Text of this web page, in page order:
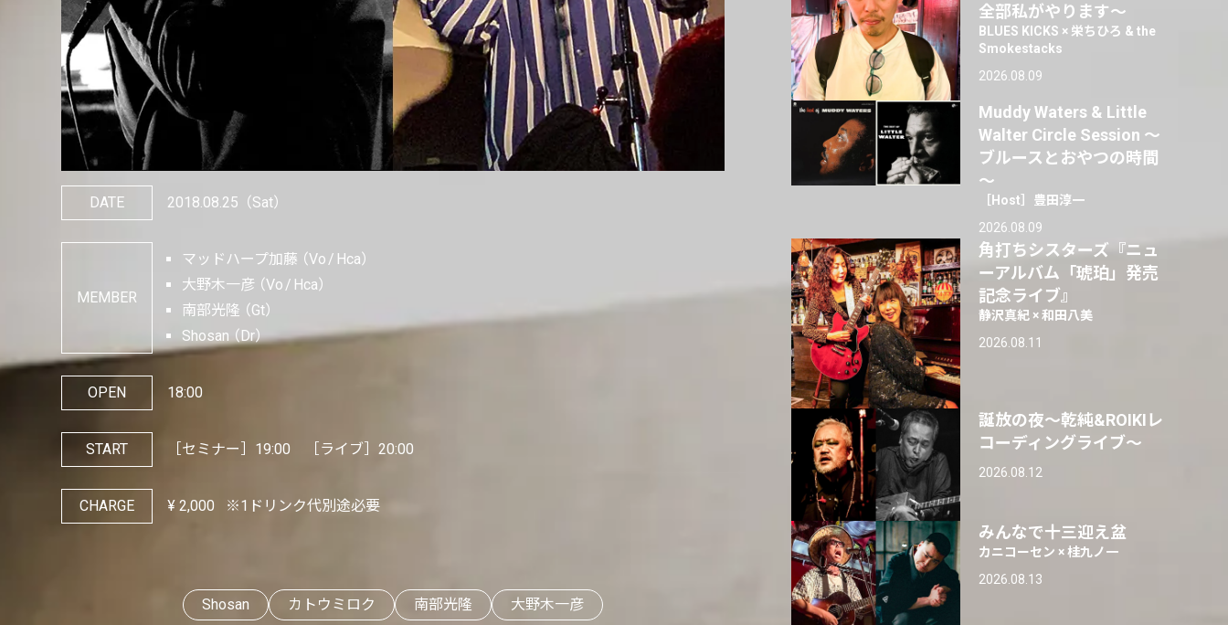
DATE 2018.08.25 （Sat）
MEMBER
マッドハープ加藤 Vo
Hca
大野木一彦
Vo
Hca
南部光隆
Gt
Shosan
Dr
OPEN 18:00
START ［セミナー］19:00 ［ライブ］20:00
CHARGE ¥ 2,000 ※1ドリンク代別途必要
Shosan カトウミロク 南部光隆 大野木一彦
全部私がやります〜
BLUES KICKS × 栄ちひろ & the
Smokestacks
2026.08.09
Muddy Waters & Little
Walter Circle Session ～
ブルースとおやつの時間
～
［Host］豊田淳一
2026.08.09
角打ちシスターズ『ニュ
ーアルバム「琥珀」発売
記念ライブ』
静沢真紀 × 和田八美
2026.08.11
誕放の夜〜乾純&ROIKIレ
コーディングライブ〜
2026.08.12
みんなで十三迎え盆
カニコーセン × 桂九ノ一
2026.08.13